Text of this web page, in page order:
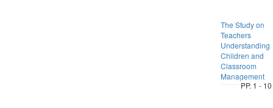
The Study on
Teachers
Understanding
Children and
Classroom
Management
PP. 1 - 10